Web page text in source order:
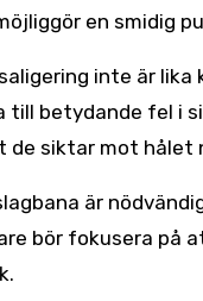
en smidig
inte är
betydande fel i
siktar mot hålet
är
bör fokusera på